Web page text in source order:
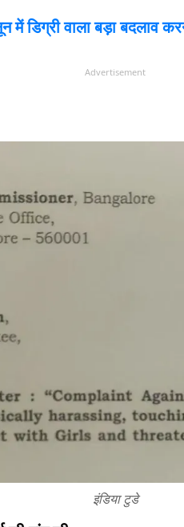
में डिग्री वाला बड़ा बदलाव
Advertisement
इंडिया टुडे